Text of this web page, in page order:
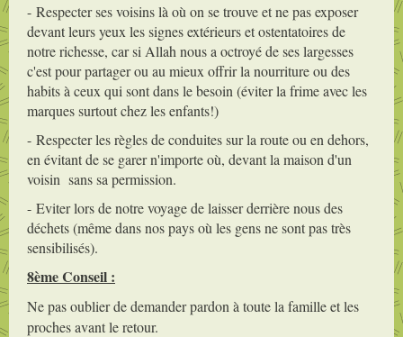
- Respecter ses voisins là où on se trouve et ne pas exposer
devant leurs yeux les signes extérieurs et ostentatoires de
notre richesse, car si Allah nous a octroyé de ses largesses
c'est pour partager ou au mieux offrir la nourriture ou des
habits à ceux qui sont dans le besoin (éviter la frime avec les
marques surtout chez les enfants!)
- Respecter les règles de conduites sur la route ou en dehors,
en évitant de se garer n'importe où, devant la maison d'un
voisin sans sa permission.
- Eviter lors de notre voyage de laisser derrière nous des
déchets (même dans nos pays où les gens ne sont pas très
sensibilisés).
8ème Conseil :
Ne pas oublier de demander pardon à toute la famille et les
proches avant le retour.